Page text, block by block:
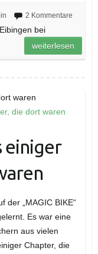
2 Kommentare
bei
weiterlesen
waren
einiger
der „MAGIC BIKE“
Es war eine
aus vielen
Chapter, die